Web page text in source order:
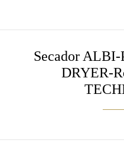
Secador
DRYER-